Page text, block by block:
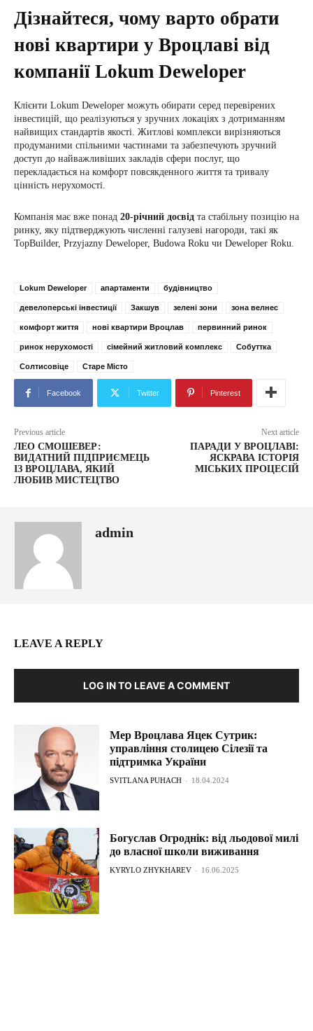
Дізнайтеся, чому варто обрати
нові квартири у Вроцлаві від
компанії Lokum Deweloper
Клієнти Lokum Deweloper можуть обирати серед перевірених
інвестицій, що реалізуються у зручних локаціях з дотриманням
найвищих стандартів якості. Житлові комплекси вирізняються
продуманими спільними частинами та забезпечують зручний
доступ до найважливіших закладів сфери послуг, що
перекладається на комфорт повсякденного життя та тривалу
цінність нерухомості.
Компанія має вже понад 20-річний досвід та стабільну позицію на
ринку, яку підтверджують численні галузеві нагороди, такі як
TopBuilder, Przyjazny Deweloper, Budowa Roku чи Deweloper Roku.
Lokum Deweloper апартаменти будівництво
девелоперські інвестиції Закшув зелені зони зона велнес
комфорт життя нові квартири Вроцлав первинний ринок
ринок нерухомості сімейний житловий комплекс Собуттка
Солтисовіце Старе Місто
Facebook Twitter Pinterest
Previous article
ЛЕО СМОШЕВЕР:
ВИДАТНИЙ ПІДПРИЄМЕЦЬ
ІЗ ВРОЦЛАВА, ЯКИЙ
ЛЮБИВ МИСТЕЦТВО
Next article
ПАРАДИ У ВРОЦЛАВІ:
ЯСКРАВА ІСТОРІЯ
МІСЬКИХ ПРОЦЕСІЙ
admin
LEAVE A REPLY
LOG IN TO LEAVE A COMMENT
Мер Вроцлава Яцек Сутрик:
управління столицею Сілезії та
підтримка України
SVITLANA PUHACH - 18.04.2024
Богуслав Огроднік: від льодової милі
до власної школи виживання
KYRYLO ZHYKHAREV - 16.06.2025